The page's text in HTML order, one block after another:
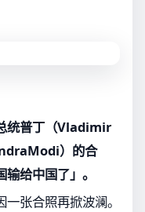
统普丁（Vladimir
）的合
给中国了」。
张合照再掀波澜。